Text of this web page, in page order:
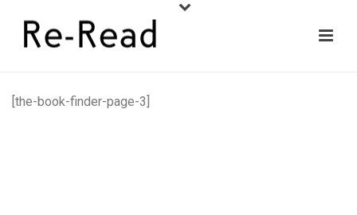
[the-book-finder-page-3]